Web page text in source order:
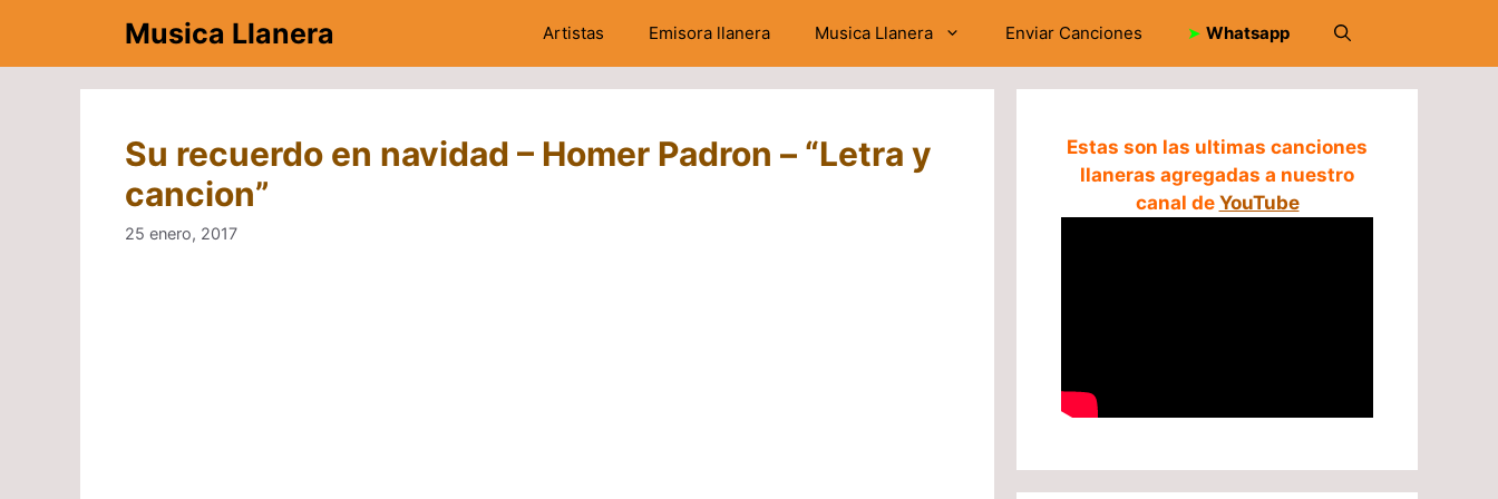
contenido
Musica Llanera Artistas Emisora llanera Musica Llanera Enviar Canciones ➤ Whatsapp
Su recuerdo en navidad – Homer Padron – “Letra y
cancion”
25 enero, 2017
Estas son las ultimas canciones
llaneras agregadas a nuestro
canal de YouTube